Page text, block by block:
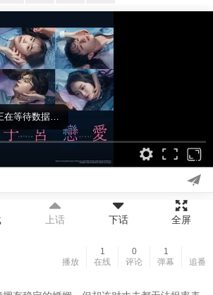
在等待数据…
上话 下话 全屏
播放
1
在线
0
评论
1
弹幕
追番